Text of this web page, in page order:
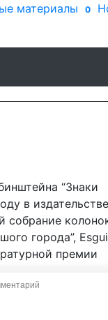
материалы 0
“Знаки
в издательстве
собрание
города”,
премии